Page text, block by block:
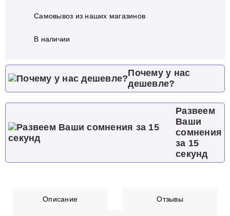
Самовывоз из наших магазинов
В наличии
Почему у нас
дешевле?
Развеем
Ваши
сомнения
за 15
секунд
Описание Отзывы